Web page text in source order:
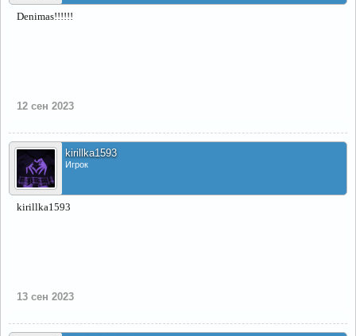
Denimas!!!!!!
12 сен 2023
kirillka1593
Игрок
kirillka1593
13 сен 2023